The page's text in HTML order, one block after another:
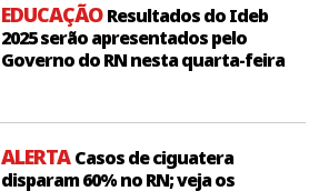
EDUCAÇÃOResultados do Ideb
2025 serão apresentados pelo
Governo do RN nesta quarta-feira
ALERTACasos de ciguatera
disparam 60% no RN; veja os